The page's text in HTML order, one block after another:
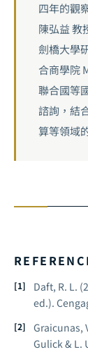
四年的觀
陳弘益 教
劍橋大學
合商學院
聯合國等
諮詢，結
算等領域
Daft, R. L.
ed.).
Graicunas,
Gulick & L.